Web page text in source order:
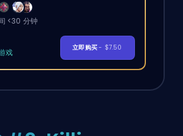
<30 分钟
戏
立即购买- $7.50